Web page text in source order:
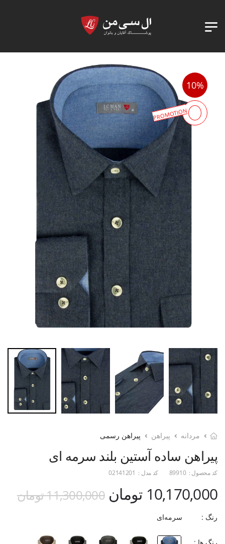
10%
PROMOTION
مردانه پیراهن پیراهن رسمی
پیراهن ساده آستین بلند سرمه ای
کد محصول : 89910 کد مدل : 02141201
10,170,000 تومان 11,300,000 تومان
رنگ : سرمه‌ای
رنگ ها :